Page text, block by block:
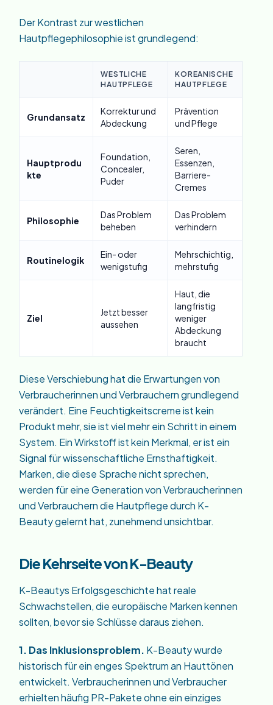
Der Kontrast zur westlichen
Hautpflegephilosophie ist grundlegend:
WESTLICHE
HAUTPFLEGE
KOREANISCHE
HAUTPFLEGE
Grundansatz
Korrektur und
Abdeckung
Prävention
und Pflege
Hauptprodu
kte
Foundation,
Concealer,
Puder
Seren,
Essenzen,
Barriere-
Cremes
Philosophie
Das Problem
beheben
Das Problem
verhindern
Routinelogik
Ein- oder
wenigstufig
Mehrschichtig,
mehrstufig
Ziel
Jetzt besser
aussehen
Haut, die
langfristig
weniger
Abdeckung
braucht
Diese Verschiebung hat die Erwartungen von
Verbraucherinnen und Verbrauchern grundlegend
verändert. Eine Feuchtigkeitscreme ist kein
Produkt mehr, sie ist viel mehr ein Schritt in einem
System. Ein Wirkstoff ist kein Merkmal, er ist ein
Signal für wissenschaftliche Ernsthaftigkeit.
Marken, die diese Sprache nicht sprechen,
werden für eine Generation von Verbraucherinnen
und Verbrauchern die Hautpflege durch K-
Beauty gelernt hat, zunehmend unsichtbar.
Die Kehrseite von K-Beauty
K-Beautys Erfolgsgeschichte hat reale
Schwachstellen, die europäische Marken kennen
sollten, bevor sie Schlüsse daraus ziehen.
1. Das Inklusionsproblem. K-Beauty wurde
historisch für ein enges Spektrum an Hauttönen
entwickelt. Verbraucherinnen und Verbraucher
erhielten häufig PR-Pakete ohne ein einziges